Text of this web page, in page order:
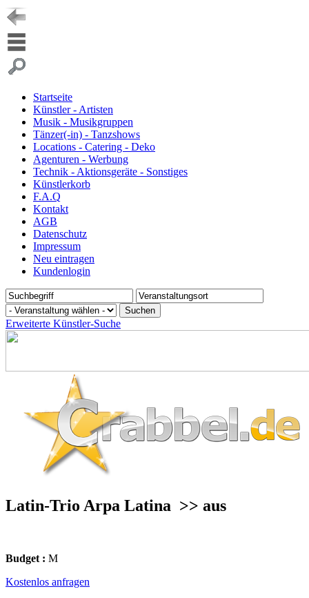
Startseite
Künstler - Artisten
Musik - Musikgruppen
Tänzer(-in) - Tanzshows
Locations - Catering - Deko
Agenturen - Werbung
Technik - Aktionsgeräte - Sonstiges
Künstlerkorb
F.A.Q
Kontakt
AGB
Datenschutz
Impressum
Neu eintragen
Kundenlogin
Erweiterte Künstler-Suche
Latin-Trio Arpa Latina >> aus
Budget : M
Kostenlos anfragen